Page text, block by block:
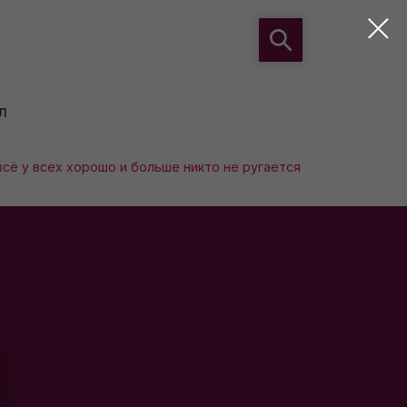
у всех хорошо и больше никто не ругается